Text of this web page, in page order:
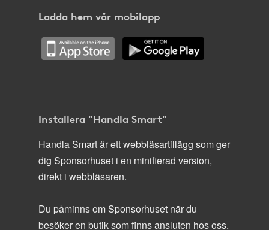
Ladda hem vår mobilapp
Installera "Handla Smart"
Handla Smart är ett webbläsartillägg som ger
dig Sponsorhuset i en minifierad version,
direkt i webbläsaren.
Du påminns om Sponsorhuset när du
besöker en butik som finns ansluten hos oss.